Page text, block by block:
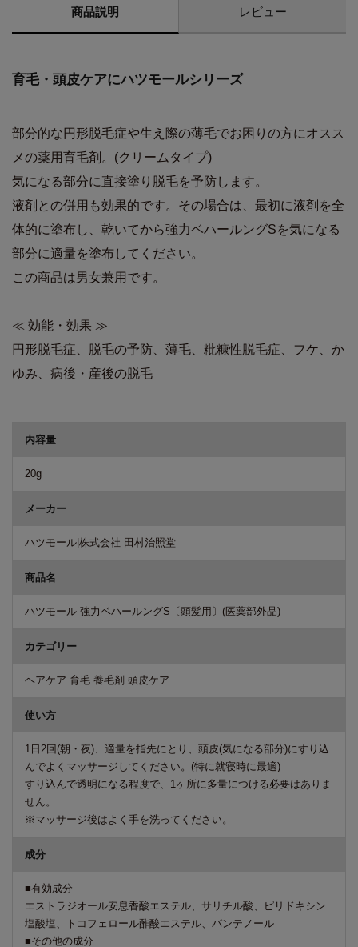
商品説明 レビュー
育毛・頭皮ケアにハツモールシリーズ
部分的な円形脱毛症や生え際の薄毛でお困りの方にオスス
メの薬用育毛剤。(クリームタイプ)
気になる部分に直接塗り脱毛を予防します。
液剤との併用も効果的です。その場合は、最初に液剤を全
体的に塗布し、乾いてから強力ベハールングSを気になる
部分に適量を塗布してください。
この商品は男女兼用です。
≪ 効能・効果 ≫
円形脱毛症、脱毛の予防、薄毛、粃糠性脱毛症、フケ、か
ゆみ、病後・産後の脱毛
内容量
20g
メーカー
ハツモール|株式会社 田村治照堂
商品名
ハツモール 強力ベハールングS〔頭髪用〕(医薬部外品)
カテゴリー
ヘアケア 育毛 養毛剤 頭皮ケア
使い方
1日2回(朝・夜)、適量を指先にとり、頭皮(気になる部分)にすり込
んでよくマッサージしてください。(特に就寝時に最適)
すり込んで透明になる程度で、1ヶ所に多量につける必要はありま
せん。
※マッサージ後はよく手を洗ってください。
成分
■有効成分
エストラジオール安息香酸エステル、サリチル酸、ピリドキシン
塩酸塩、トコフェロール酢酸エステル、パンテノール
■その他の成分